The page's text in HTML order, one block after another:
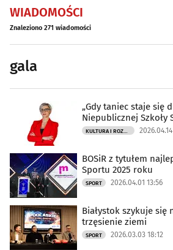
WIADOMOŚCI
Znaleziono 271 wiadomości
gala
„Gdy taniec staje się
Niepublicznej Szkoły
KULTURA I ROZRYWKA
BOSiR z tytułem
Sportu 2025 roku
SPORT 2026.04.01 13:56
Białystok szykuje się
trzęsienie ziemi
SPORT 2026.03.03 18:12